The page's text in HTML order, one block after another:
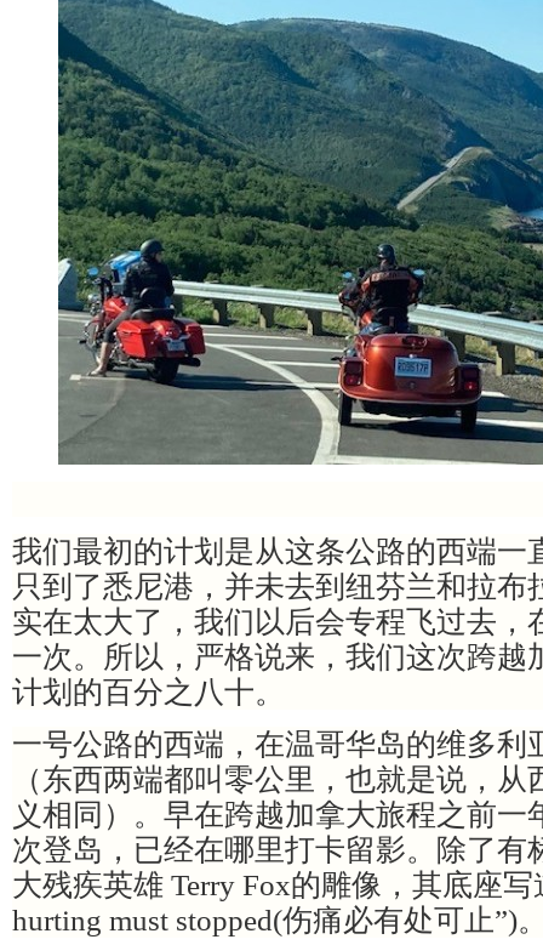
我们最初的计划是从这条公路的西端一
只到了悉尼港，并未去到纽芬兰和拉布
实在太大了，我们以后会专程飞过去，
一次。所以，严格说来，我们这次跨越
计划的百分之八十。
一号公路的西端，在温哥华岛的维多利
（东西两端都叫零公里，也就是说，
义相同）。早在跨越加拿大旅程之前一
次登岛，已经在哪里打卡留影。除了有
大残疾英雄 Terry Fox的雕像，其底座写
hurting must stopped(伤痛必有处可止”)